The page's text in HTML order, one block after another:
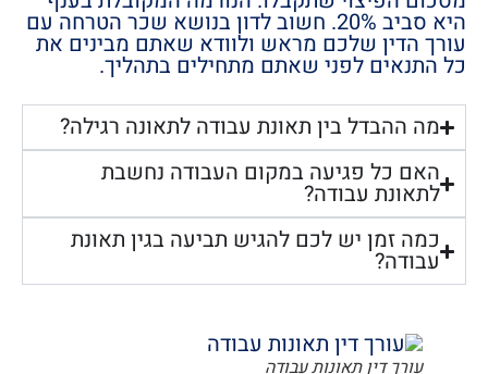
היא סביב 20%. חשוב לדון בנושא שכר הטרחה עם
עורך הדין שלכם מראש ולוודא שאתם מבינים את
כל התנאים לפני שאתם מתחילים בתהליך.
מה ההבדל בין תאונת עבודה לתאונה רגילה?
האם כל פגיעה במקום העבודה נחשבת
לתאונת עבודה?
כמה זמן יש לכם להגיש תביעה בגין תאונת
עבודה?
עורך דין תאונות עבודה